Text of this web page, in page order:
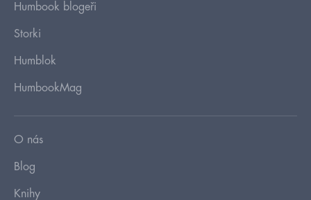
Humbook blogeři
Storki
Humblok
HumbookMag
O nás
Blog
Knihy